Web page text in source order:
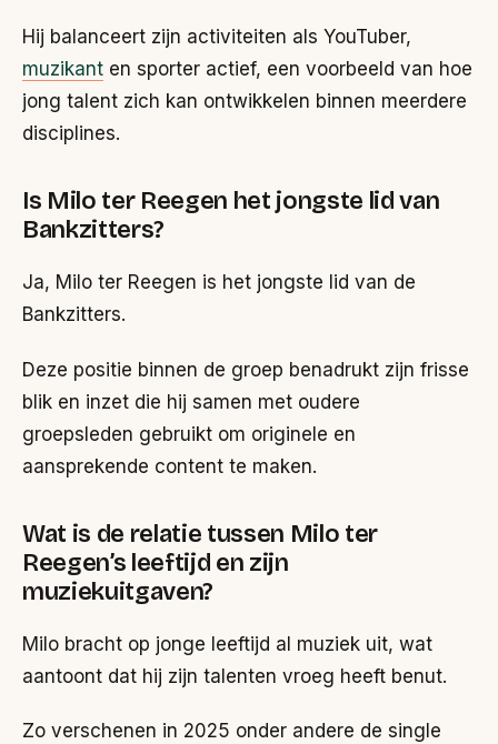
Hij balanceert zijn activiteiten als YouTuber,
muzikant en sporter actief, een voorbeeld van hoe
jong talent zich kan ontwikkelen binnen meerdere
disciplines.
Is Milo ter Reegen het jongste lid van
Bankzitters?
Ja, Milo ter Reegen is het jongste lid van de
Bankzitters.
Deze positie binnen de groep benadrukt zijn frisse
blik en inzet die hij samen met oudere
groepsleden gebruikt om originele en
aansprekende content te maken.
Wat is de relatie tussen Milo ter
Reegen’s leeftijd en zijn
muziekuitgaven?
Milo bracht op jonge leeftijd al muziek uit, wat
aantoont dat hij zijn talenten vroeg heeft benut.
Zo verschenen in 2025 onder andere de single